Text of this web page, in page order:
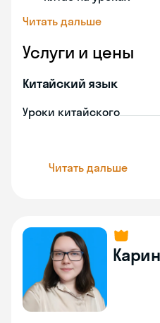
Читать дальше
Услуги и цены
Китайский язык
Уроки китайского
Читать дальше